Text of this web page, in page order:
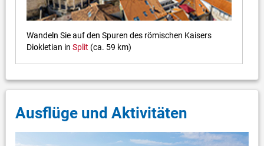
Wandeln Sie auf den Spuren des römischen Kaisers
Diokletian in Split (ca. 59 km)
Ausflüge und Aktivitäten